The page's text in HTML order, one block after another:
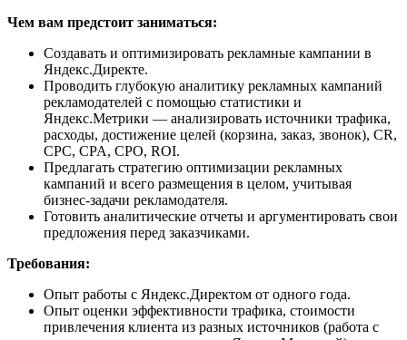
Чем вам предстоит заниматься:
Создавать и оптимизировать рекламные кампании в
Яндекс.Директе.
Проводить глубокую аналитику рекламных кампаний
рекламодателей с помощью статистики и
Яндекс.Метрики — анализировать источники трафика,
расходы, достижение целей (корзина, заказ, звонок), CR,
CPC, CPA, CPO, ROI.
Предлагать стратегию оптимизации рекламных
кампаний и всего размещения в целом, учитывая
бизнес-задачи рекламодателя.
Готовить аналитические отчеты и аргументировать свои
предложения перед заказчиками.
Требования:
Опыт работы с Яндекс.Директом от одного года.
Опыт оценки эффективности трафика, стоимости
привлечения клиента из разных источников (работа с